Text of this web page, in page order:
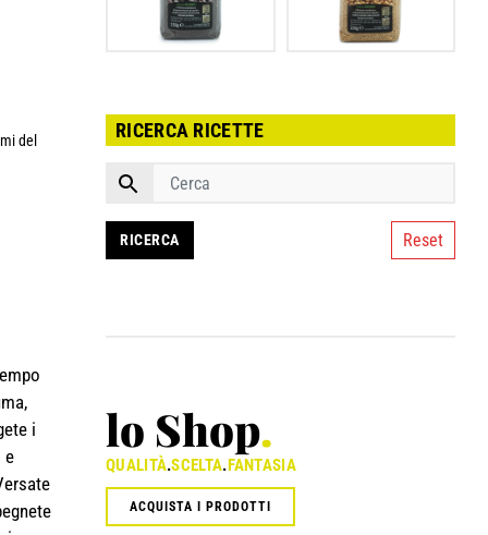
del
i
e
RICERCA RICETTE
Reset
lo Shop.
QUALITÀ.SCELTA.FANTASIA
ACQUISTA I PRODOTTI